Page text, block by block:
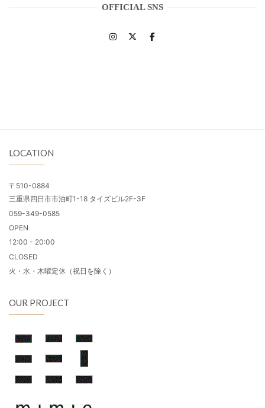
OFFICIAL SNS
LOCATION
〒510-0884
三重県四日市市泊町1-18 タイズビル2F-3F
059-349-0585
OPEN
12:00 - 20:00
CLOSED
火・水・木曜定休（祝日を除く）
OUR PROJECT